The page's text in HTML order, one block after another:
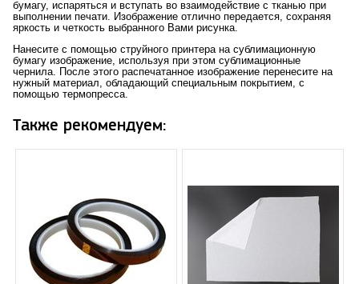
бумагу, испаряться и вступать во взаимодействие с тканью при
выполнении печати. Изображение отлично передается, сохраняя
яркость и четкость выбранного Вами рисунка.
Нанесите с помощью струйного принтера на сублимационную
бумагу изображение, используя при этом сублимационные
чернила. После этого распечатанное изображение перенесите на
нужный материал, обладающий специальным покрытием, с
помощью термопресса.
Также рекомендуем: